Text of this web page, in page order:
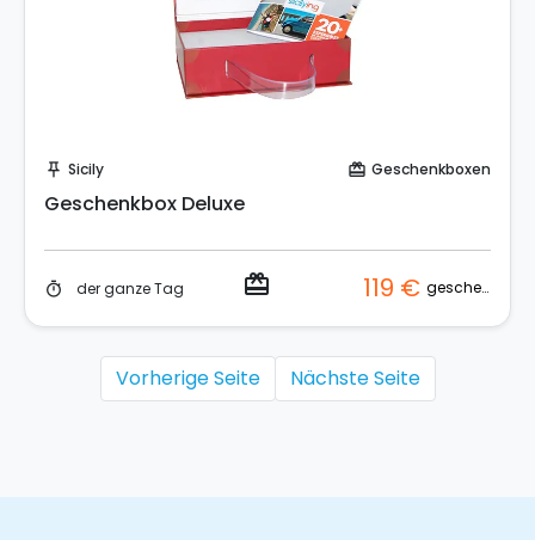
push_pin Sicily card_giftcard Geschenkboxen
Geschenkbox Deluxe
timer der ganze Tag redeem 119 € geschenkbox
Vorherige Seite Nächste Seite